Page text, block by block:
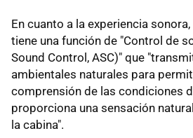
En cuanto a la experiencia
tiene una función de "Control de
Sound Control, ASC)" que
ambientales naturales para
comprensión de las condiciones
proporciona una sensación
la cabina".